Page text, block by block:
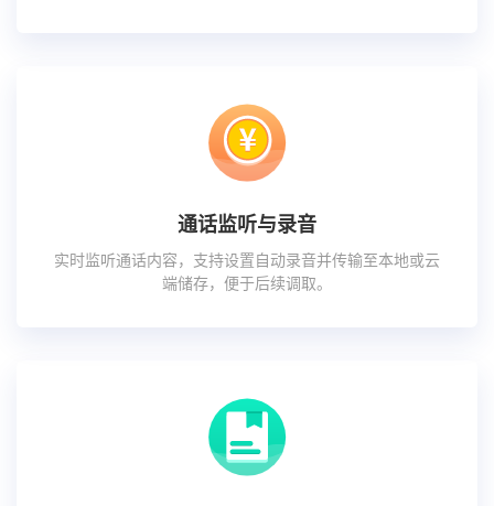
通话监听与录音
实时监听通话内容，支持设置自动录音并传输至本地或云
端储存，便于后续调取。